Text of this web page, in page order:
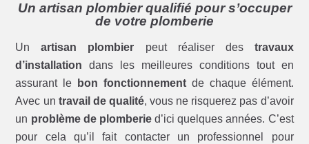
Un artisan plombier qualifié pour s’occuper
de votre plomberie
Unartisan plombier peut réaliser des travaux
d’installation dans les meilleures conditions tout en
assurant le
bon fonctionnement de chaque élément.
Avec un travail de qualité, vous ne risquerez pas d’avoir
un problème de plomberied’ici quelques années. C’est
pour cela qu’il fait contacter un professionnel pour